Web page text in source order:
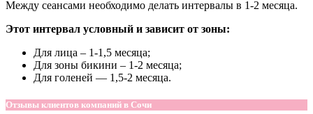
Между сеансами необходимо делать интервалы в 1-2 месяца.
Этот интервал условный и зависит от зоны:
Для лица – 1-1,5 месяца;
Для зоны бикини – 1-2 месяца;
Для голеней — 1,5-2 месяца.
Отзывы клиентов компаний в Сочи